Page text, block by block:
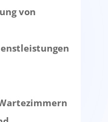
von